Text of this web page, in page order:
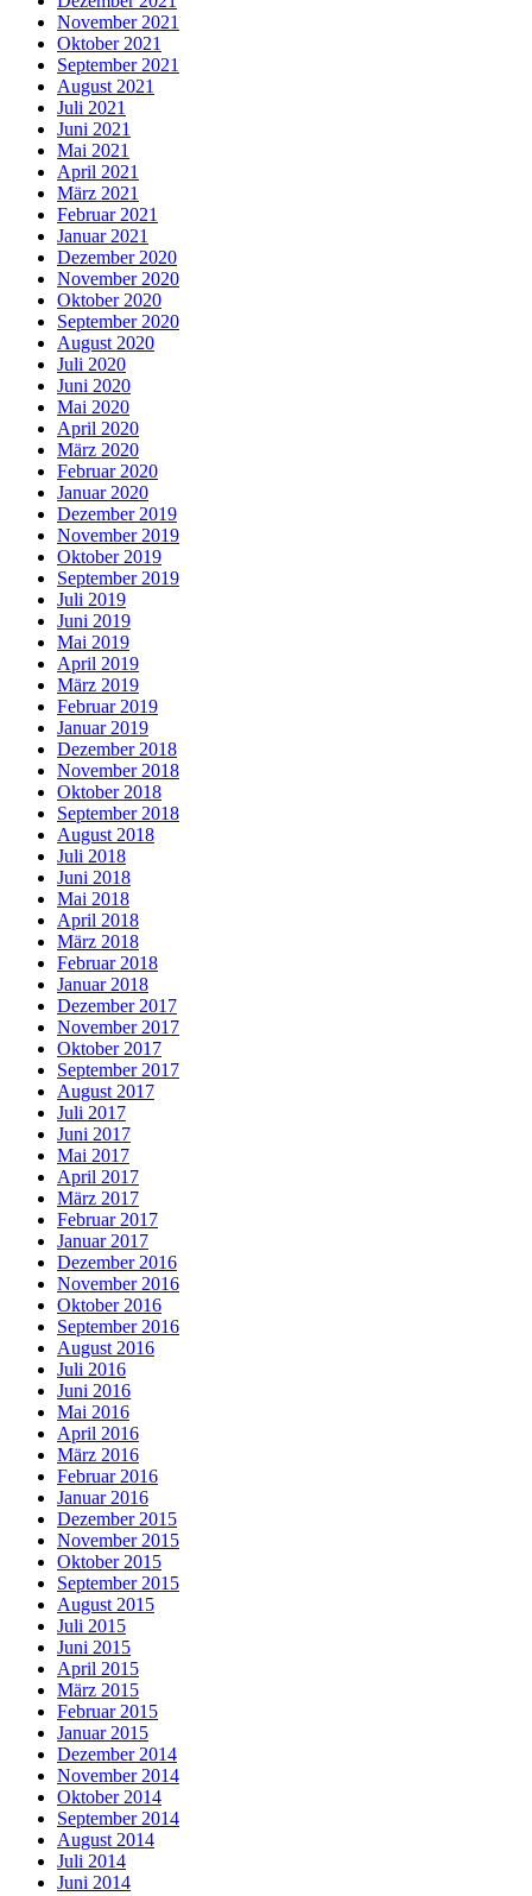
November 2021
Oktober 2021
September 2021
August 2021
Juli 2021
Juni 2021
Mai 2021
April 2021
März 2021
Februar 2021
Januar 2021
Dezember 2020
November 2020
Oktober 2020
September 2020
August 2020
Juli 2020
Juni 2020
Mai 2020
April 2020
März 2020
Februar 2020
Januar 2020
Dezember 2019
November 2019
Oktober 2019
September 2019
Juli 2019
Juni 2019
Mai 2019
April 2019
März 2019
Februar 2019
Januar 2019
Dezember 2018
November 2018
Oktober 2018
September 2018
August 2018
Juli 2018
Juni 2018
Mai 2018
April 2018
März 2018
Februar 2018
Januar 2018
Dezember 2017
November 2017
Oktober 2017
September 2017
August 2017
Juli 2017
Juni 2017
Mai 2017
April 2017
März 2017
Februar 2017
Januar 2017
Dezember 2016
November 2016
Oktober 2016
September 2016
August 2016
Juli 2016
Juni 2016
Mai 2016
April 2016
März 2016
Februar 2016
Januar 2016
Dezember 2015
November 2015
Oktober 2015
September 2015
August 2015
Juli 2015
Juni 2015
April 2015
März 2015
Februar 2015
Januar 2015
Dezember 2014
November 2014
Oktober 2014
September 2014
August 2014
Juli 2014
Juni 2014